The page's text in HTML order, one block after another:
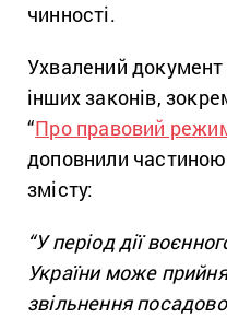
чинності.
Ухвалений
інших законів,
“Про правовий
доповнили
змісту:
“У період дії
України може
звільнення